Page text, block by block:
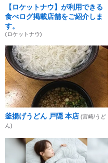
【ロケットナウ】が利用できる
食べログ掲載店舗をご紹介しま
す。
(ロケットナウ)
釜揚げうどん 戸隠 本店 (宮崎/うど
ん)